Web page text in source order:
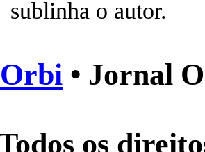
sublinha o autor.
• Jornal
os